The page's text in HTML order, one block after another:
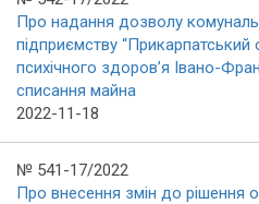
Про надання дозволу
підприємству “Прикарпатський
психічного здоров’я Івано-
списання майна
2022-11-18
№ 541-17/2022
Про внесення змін до рішення